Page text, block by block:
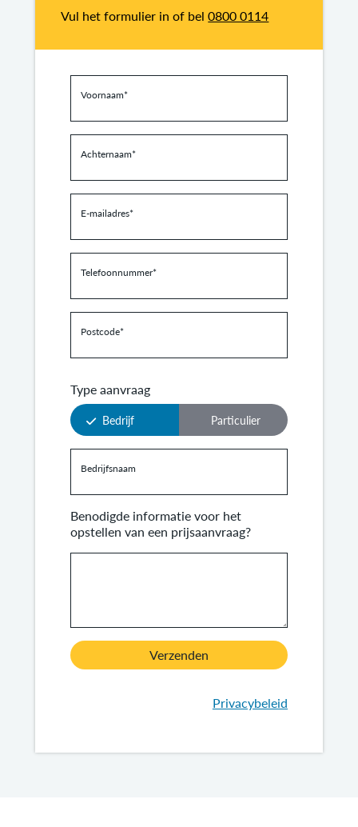
Vul het formulier in of bel0800 0114
Voornaam*
Achternaam*
E-mailadres*
Telefoonnummer*
Postcode*
Type aanvraag
Bedrijf Particulier
Bedrijfsnaam
Benodigde informatie voor het
opstellen van een prijsaanvraag?
Verzenden
Privacybeleid